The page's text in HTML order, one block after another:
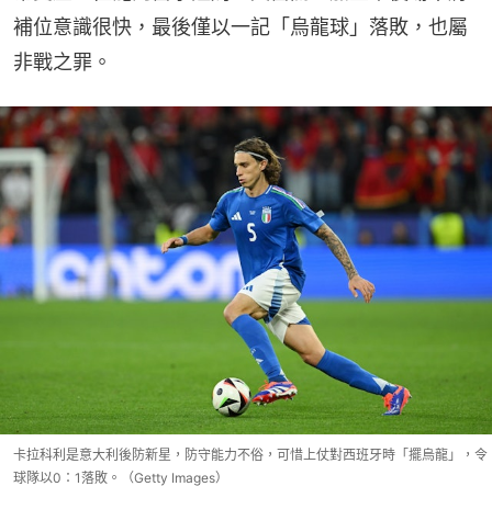
補位意識很快，最後僅以一記「烏龍球」落敗，也屬
非戰之罪。
卡拉科利是意大利後防新星，防守能力不俗，可惜上仗對西班牙時「擺烏龍」，令
球隊以0：1落敗。（Getty Images）